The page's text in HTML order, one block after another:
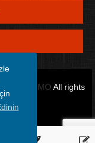
OFİSİMO All rights